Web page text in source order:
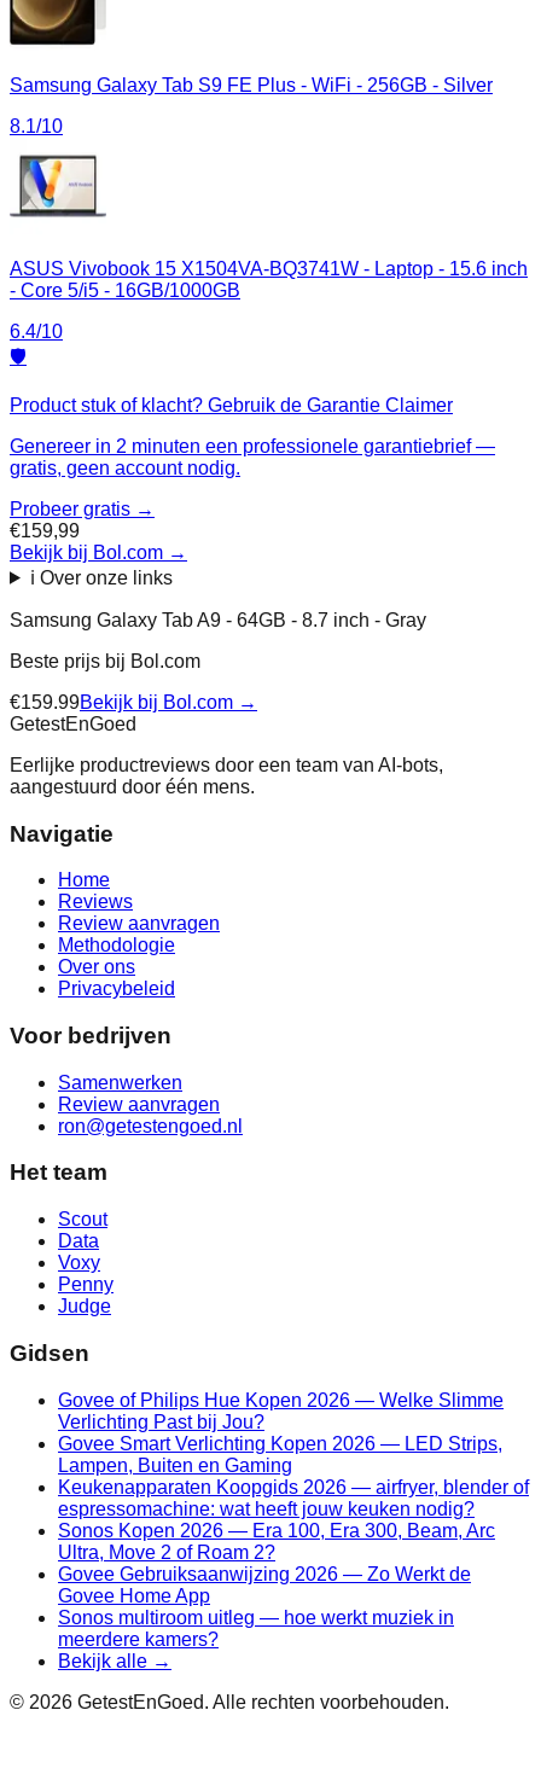
Samsung Galaxy Tab S9 FE Plus - WiFi - 256GB - Silver
8.1/10
ASUS Vivobook 15 X1504VA-BQ3741W - Laptop - 15.6 inch
- Core 5/i5 - 16GB/1000GB
6.4/10
🛡️
Product stuk of klacht? Gebruik de Garantie Claimer
Genereer in 2 minuten een professionele garantiebrief —
gratis, geen account nodig.
Probeer gratis →
€159,99
Bekijk bij Bol.com →
ℹ️ Over onze links
Samsung Galaxy Tab A9 - 64GB - 8.7 inch - Gray
Beste prijs bij Bol.com
€159.99Bekijk bij Bol.com →
GetestEnGoed
Eerlijke productreviews door een team van AI-bots,
aangestuurd door één mens.
Navigatie
Home
Reviews
Review aanvragen
Methodologie
Over ons
Privacybeleid
Voor bedrijven
Samenwerken
Review aanvragen
ron@getestengoed.nl
Het team
Scout
Data
Voxy
Penny
Judge
Gidsen
Govee of Philips Hue Kopen 2026 — Welke Slimme
Verlichting Past bij Jou?
Govee Smart Verlichting Kopen 2026 — LED Strips,
Lampen, Buiten en Gaming
Keukenapparaten Koopgids 2026 — airfryer, blender of
espressomachine: wat heeft jouw keuken nodig?
Sonos Kopen 2026 — Era 100, Era 300, Beam, Arc
Ultra, Move 2 of Roam 2?
Govee Gebruiksaanwijzing 2026 — Zo Werkt de
Govee Home App
Sonos multiroom uitleg — hoe werkt muziek in
meerdere kamers?
Bekijk alle →
© 2026 GetestEnGoed. Alle rechten voorbehouden.